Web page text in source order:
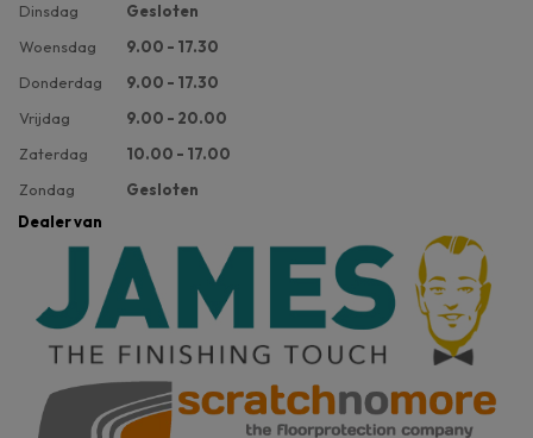
Dinsdag
Gesloten
Woensdag
9.00 - 17.30
Donderdag
9.00 - 17.30
Vrijdag
9.00 - 20.00
Zaterdag
10.00 - 17.00
Zondag
Gesloten
Dealer van